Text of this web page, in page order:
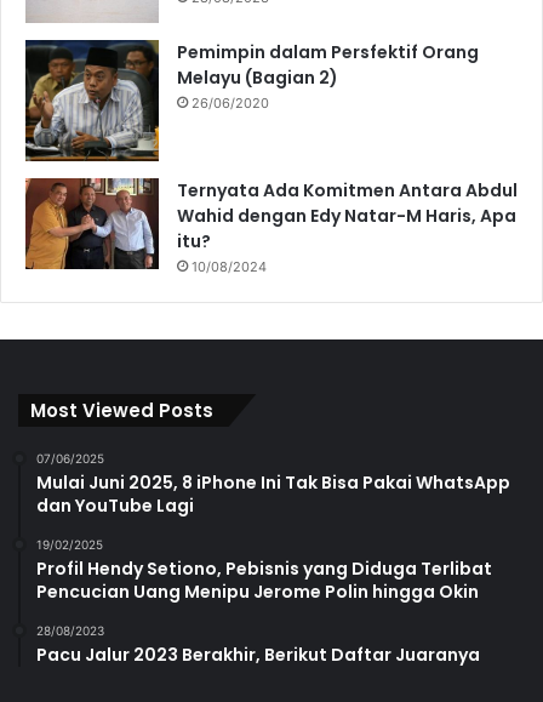
Pemimpin dalam Persfektif Orang
Melayu (Bagian 2)
26/06/2020
Ternyata Ada Komitmen Antara Abdul
Wahid dengan Edy Natar-M Haris, Apa
itu?
10/08/2024
Most Viewed Posts
07/06/2025
Mulai Juni 2025, 8 iPhone Ini Tak Bisa Pakai WhatsApp
dan YouTube Lagi
19/02/2025
Profil Hendy Setiono, Pebisnis yang Diduga Terlibat
Pencucian Uang Menipu Jerome Polin hingga Okin
28/08/2023
Pacu Jalur 2023 Berakhir, Berikut Daftar Juaranya